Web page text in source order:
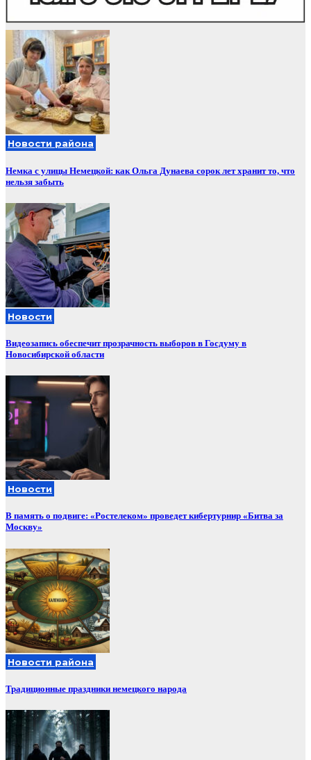
Новости района
Немка с улицы Немецкой: как Ольга Дунаева сорок лет хранит то, что
нельзя забыть
Новости
Видеозапись обеспечит прозрачность выборов в Госдуму в
Новосибирской области
Новости
В память о подвиге: «Ростелеком» проведет кибертурнир «Битва за
Москву»
Новости района
Традиционные праздники немецкого народа